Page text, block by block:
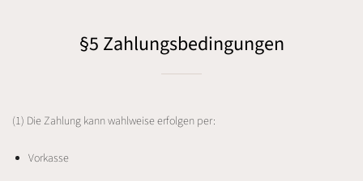
§5 Zahlungsbedingungen
(1) Die Zahlung kann wahlweise erfolgen per:
Vorkasse